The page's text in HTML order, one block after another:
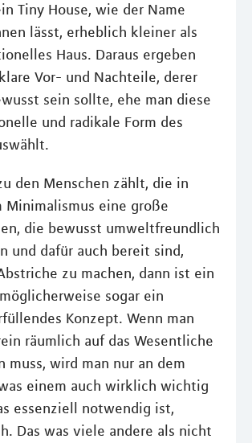
Tiny House, wie der Name
lässt, erheblich kleiner als
Haus. Daraus ergeben
Vor- und Nachteile, derer
sein sollte, ehe man diese
und radikale Form des
den Menschen zählt, die in
Minimalismus eine große
die bewusst umweltfreundlich
und dafür auch bereit sind,
zu machen, dann ist ein
sogar ein
Konzept. Wenn man
räumlich auf das Wesentliche
muss, wird man nur an dem
einem auch wirklich wichtig
essenziell notwendig ist,
Das was viele andere als nicht